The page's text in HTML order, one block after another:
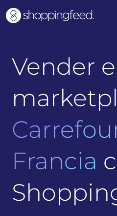
Vender
Francia